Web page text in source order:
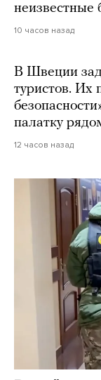
неизвестные
10 часов назад
В Швеции
туристов. Их
палатку
12 часов назад